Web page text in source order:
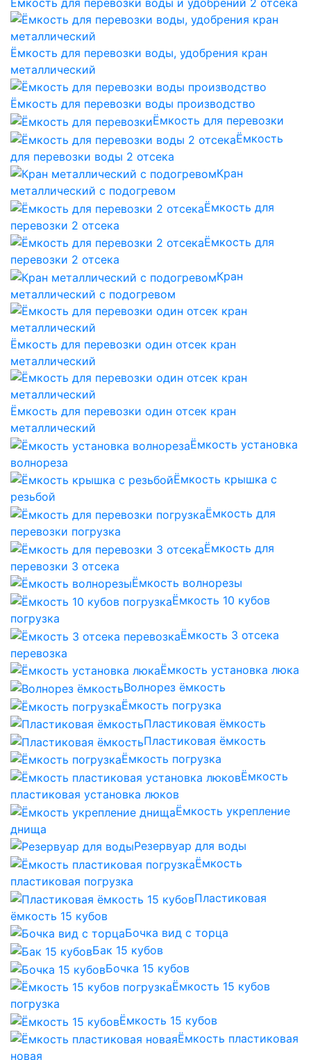
Ёмкость для перевозки воды, удобрения кран
металлический
Ёмкость для перевозки воды производство
Ёмкость для перевозки
Ёмкость
для перевозки воды 2 отсека
Кран
металлический с подогревом
Ёмкость для
перевозки 2 отсека
Ёмкость для
перевозки 2 отсека
Кран
металлический с подогревом
Ёмкость для перевозки один отсек кран
металлический
Ёмкость для перевозки один отсек кран
металлический
Ёмкость установка
волнореза
Ёмкость крышка с
резьбой
Ёмкость для
перевозки погрузка
Ёмкость для
перевозки 3 отсека
Ёмкость волнорезы
Ёмкость 10 кубов
погрузка
Ёмкость 3 отсека
перевозка
Ёмкость установка люка
Волнорез ёмкость
Ёмкость погрузка
Пластиковая ёмкость
Пластиковая ёмкость
Ёмкость погрузка
Ёмкость
пластиковая установка люков
Ёмкость укрепление
днища
Резервуар для воды
Ёмкость
пластиковая погрузка
Пластиковая
ёмкость 15 кубов
Бочка вид с торца
Бак 15 кубов
Бочка 15 кубов
Ёмкость 15 кубов
погрузка
Ёмкость 15 кубов
Ёмкость пластиковая
новая